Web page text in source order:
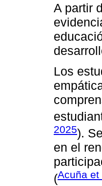
A partir
Los
2025).
en el
(Acuña et